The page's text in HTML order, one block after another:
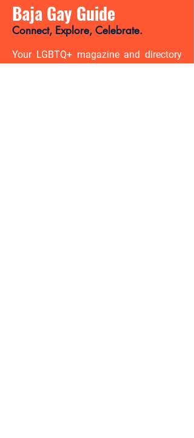
Baja Gay Guide
Connect, Explore, Celebrate.
Your LGBTQ+ magazine and directory